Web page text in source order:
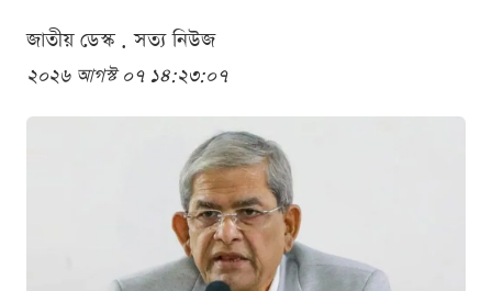
জাতীয় ডেস্ক . সত্য নিউজ
২০২৬ আগস্ট ০৭ ১৪:২৩:০৭